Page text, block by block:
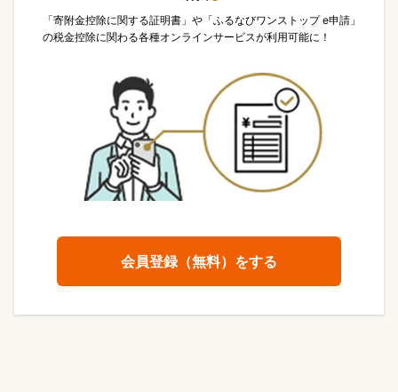
「寄附金控除に関する証明書」や「ふるなびワンストップ e申請」
の税金控除に関わる各種オンラインサービスが利用可能に！
会員登録（無料）をする